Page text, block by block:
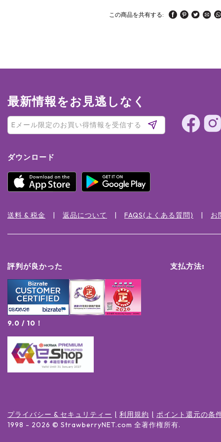
この商品を共有する:
最新情報をお見逃しなく
ダウンロード
送料 & 税金 返品について FAQS(よくある質問) お
評判が良かった
9.0 / 10！
支払方法:
プライバシー & セキュリティー 利用規約
ポイント還元の条
1998 - 2026 © StrawberryNET.com 全著作権所有.